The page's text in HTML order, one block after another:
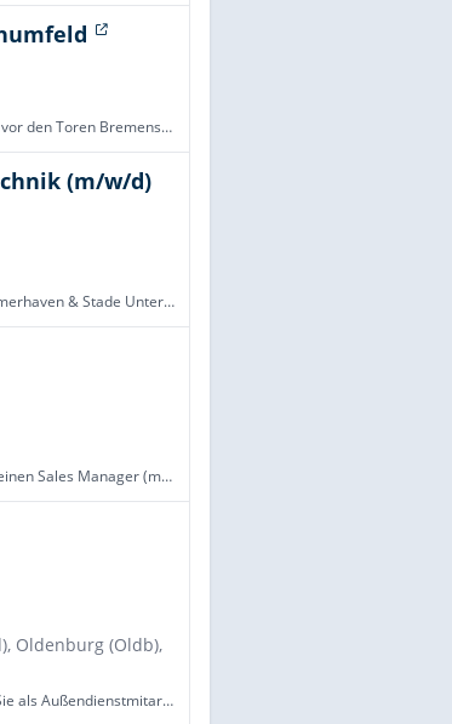
Wir sind ein etabliertes, inhabergeführtes Medien- und Verlagshaus mit Sitz vor den Toren Bremens – seit 40 Jahren am Markt und auf Wachstumskurs. Unser Fokus: hochwertige Publikationen, Standortmarketing und digitale Kommunikationslösungen für Wirts
(m/w/d)
Junior Sales Manager / Trainee Vertrieb Heiztechnik (m/w/d) Großraum Bremerhaven & Stade Unternehmen: Vaillant Deutschland GmbH & Co. KG | Standort: Bremen | Land: Deutschland Wir sorgen für ein besseres Klima. In jedem Zuhause und unserer Umwelt. Di
Für unsere Gesellschaft mit Hauptsitz in Königswinter suchen wir in Vollzeit einen Sales Manager (m⁠/⁠w⁠/⁠d) Technischer Vertrieb / Norddeutschland DSB Säurebau GmbH ist Spezialanbieter für Systeme, die Umwelt und Produktionsanlagen vor Säuren, Lauge
Oldenburg (Oldb),
Außendienstmitarbeiter (m/w/d) Vertrieb Krankenversicherung Wir suchen Sie als Außendienstmitarbeiter (m/w/d) im Vertrieb. Gestalten Sie Ihren Vertriebserfolg dort, wo Sie zu Hause sind: Ihr Vertriebsgebiet wird individuell auf Ihren Wohnort abgestim